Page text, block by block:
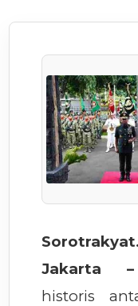
Jakarta
historis